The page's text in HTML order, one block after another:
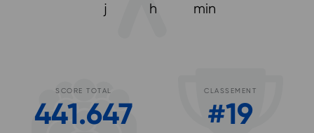
j h min
SCORE TOTAL
441.647
CLASSEMENT
#19